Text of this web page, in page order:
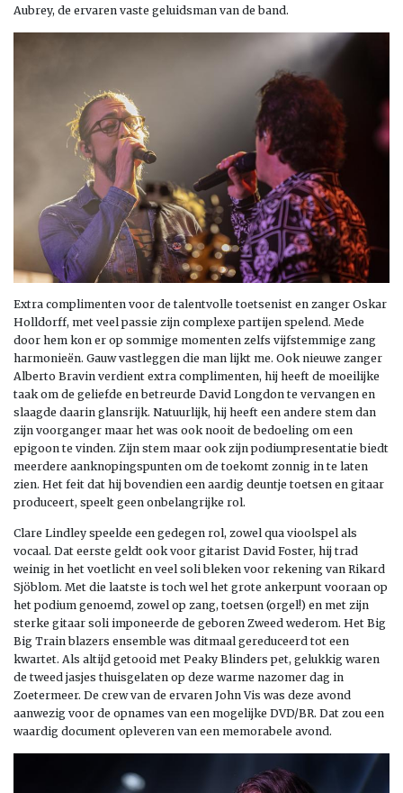
Aubrey, de ervaren vaste geluidsman van de band.
Extra complimenten voor de talentvolle toetsenist en zanger Oskar
Holldorff, met veel passie zijn complexe partijen spelend. Mede
door hem kon er op sommige momenten zelfs vijfstemmige zang
harmonieën. Gauw vastleggen die man lijkt me. Ook nieuwe zanger
Alberto Bravin verdient extra complimenten, hij heeft de moeilijke
taak om de geliefde en betreurde David Longdon te vervangen en
slaagde daarin glansrijk. Natuurlijk, hij heeft een andere stem dan
zijn voorganger maar het was ook nooit de bedoeling om een
epigoon te vinden. Zijn stem maar ook zijn podiumpresentatie biedt
meerdere aanknopingspunten om de toekomt zonnig in te laten
zien. Het feit dat hij bovendien een aardig deuntje toetsen en gitaar
produceert, speelt geen onbelangrijke rol.
Clare Lindley speelde een gedegen rol, zowel qua vioolspel als
vocaal. Dat eerste geldt ook voor gitarist David Foster, hij trad
weinig in het voetlicht en veel soli bleken voor rekening van Rikard
Sjöblom. Met die laatste is toch wel het grote ankerpunt vooraan op
het podium genoemd, zowel op zang, toetsen (orgel!) en met zijn
sterke gitaar soli imponeerde de geboren Zweed wederom. Het Big
Big Train blazers ensemble was ditmaal gereduceerd tot een
kwartet. Als altijd getooid met Peaky Blinders pet, gelukkig waren
de tweed jasjes thuisgelaten op deze warme nazomer dag in
Zoetermeer. De crew van de ervaren John Vis was deze avond
aanwezig voor de opnames van een mogelijke DVD/BR. Dat zou een
waardig document opleveren van een memorabele avond.